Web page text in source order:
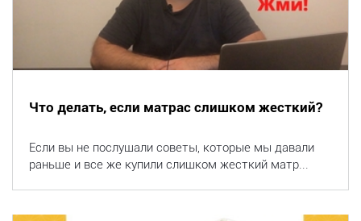
Что делать, если матрас слишком жесткий?
Если вы не послушали советы, которые мы давали
раньше и все же купили слишком жесткий матр...